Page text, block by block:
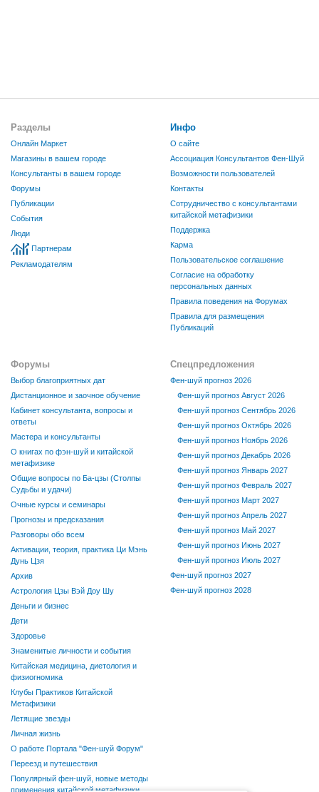
Разделы
Онлайн Маркет
Магазины в вашем городе
Консультанты в вашем городе
Форумы
Публикации
События
Люди
Партнерам
Рекламодателям
Инфо
О сайте
Ассоциация Консультантов Фен-Шуй
Возможности пользователей
Контакты
Сотрудничество с консультантами
китайской метафизики
Поддержка
Карма
Пользовательское соглашение
Согласие на обработку
персональных данных
Правила поведения на Форумах
Правила для размещения
Публикаций
Форумы
Выбор благоприятных дат
Дистанционное и заочное обучение
Кабинет консультанта, вопросы и
ответы
Мастера и консультанты
О книгах по фэн-шуй и китайской
метафизике
Общие вопросы по Ба-цзы (Столпы
Судьбы и удачи)
Очные курсы и семинары
Прогнозы и предсказания
Разговоры обо всем
Активации, теория, практика Ци Мэнь
Дунь Цзя
Архив
Астрология Цзы Вэй Доу Шу
Деньги и бизнес
Дети
Здоровье
Знаменитые личности и события
Китайская медицина, диетология и
физиогномика
Клубы Практиков Китайской
Метафизики
Летящие звезды
Личная жизнь
О работе Портала "Фен-шуй Форум"
Переезд и путешествия
Популярный фен-шуй, новые методы
применения китайской метафизики
Спецпредложения
Фен-шуй прогноз 2026
Фен-шуй прогноз Август 2026
Фен-шуй прогноз Сентябрь 2026
Фен-шуй прогноз Октябрь 2026
Фен-шуй прогноз Ноябрь 2026
Фен-шуй прогноз Декабрь 2026
Фен-шуй прогноз Январь 2027
Фен-шуй прогноз Февраль 2027
Фен-шуй прогноз Март 2027
Фен-шуй прогноз Апрель 2027
Фен-шуй прогноз Май 2027
Фен-шуй прогноз Июнь 2027
Фен-шуй прогноз Июль 2027
Фен-шуй прогноз 2027
Фен-шуй прогноз 2028